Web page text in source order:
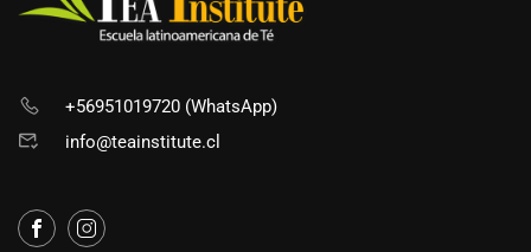
+56951019720 (WhatsApp)
info@teainstitute.cl